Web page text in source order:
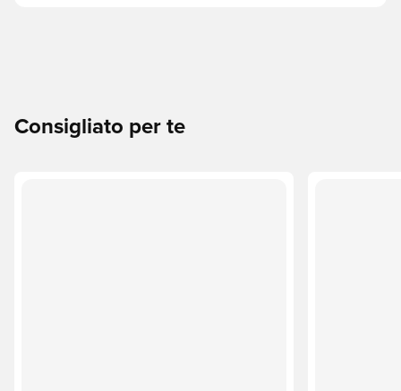
Consigliato per te